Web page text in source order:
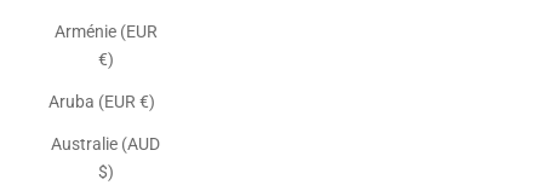
Arménie (EUR
€)
Aruba (EUR €)
Australie (AUD
$)